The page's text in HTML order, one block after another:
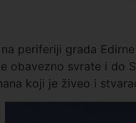
periferiji grada
obavezno svrate i do
koji je živeo i